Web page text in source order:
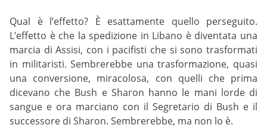
Qual è l’effetto? È esattamente quello perseguito.
L’effetto è che la spedizione in Libano è diventata una
marcia di Assisi, con i pacifisti che si sono trasformati
in militaristi. Sembrerebbe una trasformazione, quasi
una conversione, miracolosa, con quelli che prima
dicevano che Bush e Sharon hanno le mani lorde di
sangue e ora marciano con il Segretario di Bush e il
successore di Sharon. Sembrerebbe, ma non lo è.